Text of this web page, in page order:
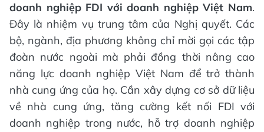
doanh nghiệp FDI với doanh nghiệp Việt Nam.
Đây là nhiệm vụ trung tâm của Nghị quyết. Các
bộ, ngành, địa phương không chỉ mời gọi các tập
đoàn nước ngoài mà phải đồng thời nâng cao
năng lực doanh nghiệp Việt Nam để trở thành
nhà cung ứng của họ. Cần xây dựng cơ sở dữ liệu
về nhà cung ứng, tăng cường kết nối FDI với
doanh nghiệp trong nước, hỗ trợ doanh nghiệp